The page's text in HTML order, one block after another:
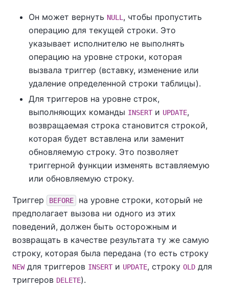
Он может вернуть NULL , чтобы пропустить
операцию для текущей строки. Это
указывает исполнителю не выполнять
операцию на уровне строки, которая
вызвала триггер (вставку, изменение или
удаление определенной строки таблицы).
Для триггеров на уровне строк,
выполняющих команды INSERTи UPDATE,
возвращаемая строка становится строкой,
которая будет вставлена или заменит
обновляемую строку. Это позволяет
триггерной функции изменять вставляемую
или обновляемую строку.
Триггер BEFORE
на уровне строки, который не
предполагает вызова ни одного из этих
поведений, должен быть осторожным и
возвращать в качестве результата ту же самую
строку, которая была передана (то есть строку
NEWдля триггеров INSERTи UPDATE, строку OLD для
триггеров DELETE).